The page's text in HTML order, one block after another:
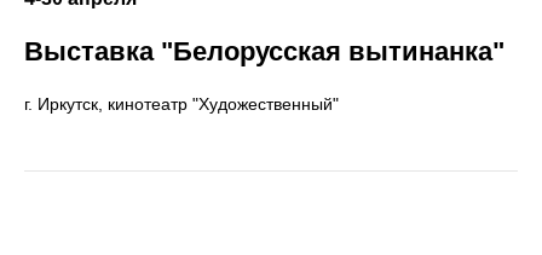
Выставка "Белорусская вытинанка"
г. Иркутск, кинотеатр "Художественный"